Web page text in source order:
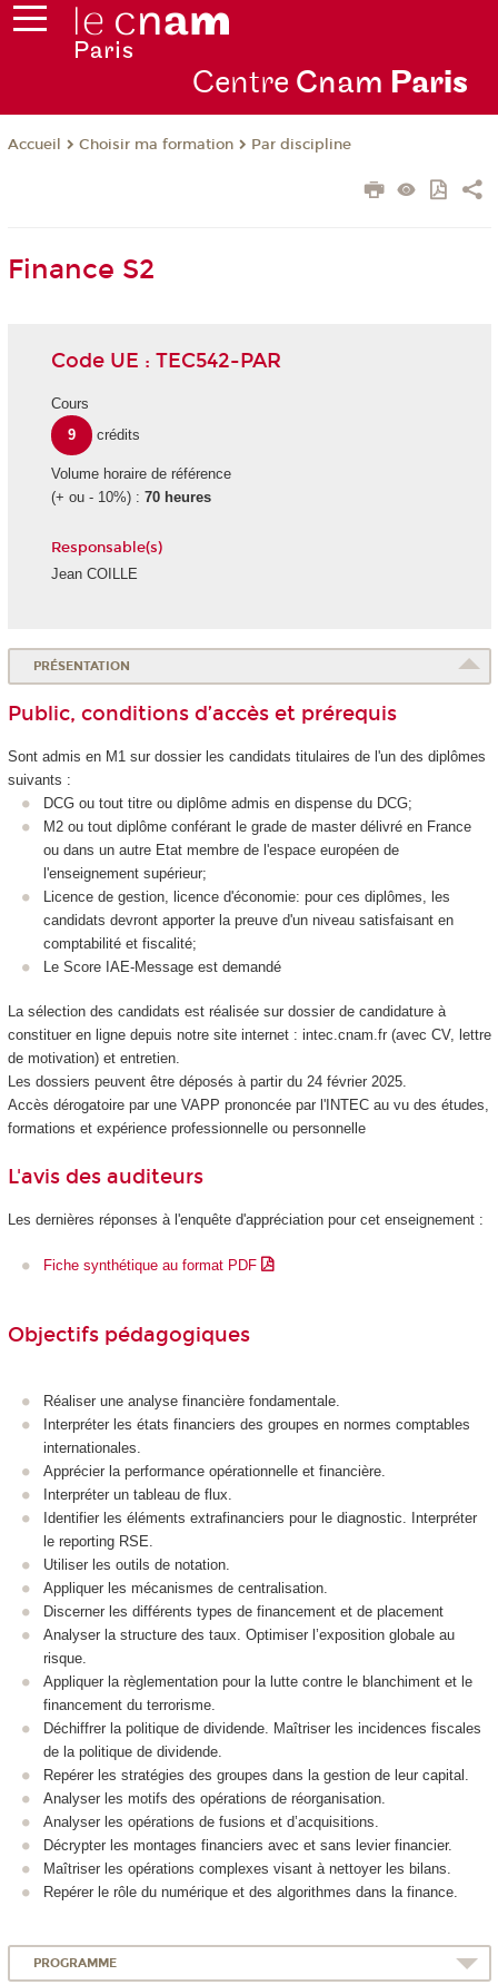
Centre Cnam Paris
Accueil Choisir ma formation Par discipline
Finance S2
Code UE : TEC542-PAR
Cours
9
crédits
Volume horaire de référence
(+ ou - 10%) : 70 heures
Responsable(s)
Jean COILLE
PRÉSENTATION
Public, conditions d’accès et prérequis
Sont admis en M1 sur dossier les candidats titulaires de l'un des diplômes
suivants :
DCG ou tout titre ou diplôme admis en dispense du DCG;
M2 ou tout diplôme conférant le grade de master délivré en France
ou dans un autre Etat membre de l'espace européen de
l'enseignement supérieur;
Licence de gestion, licence d'économie: pour ces diplômes, les
candidats devront apporter la preuve d'un niveau satisfaisant en
comptabilité et fiscalité;
Le Score IAE-Message est demandé
La sélection des candidats est réalisée sur dossier de candidature à
constituer en ligne depuis notre site internet : intec.cnam.fr (avec CV, lettre
de motivation) et entretien.
Les dossiers peuvent être déposés à partir du 24 février 2025.
Accès dérogatoire par une VAPP prononcée par l'INTEC au vu des études,
formations et expérience professionnelle ou personnelle
L'avis des auditeurs
Les dernières réponses à l'enquête d'appréciation pour cet enseignement :
Fiche synthétique au format PDF
Objectifs pédagogiques
Réaliser une analyse financière fondamentale.
Interpréter les états financiers des groupes en normes comptables
internationales.
Apprécier la performance opérationnelle et financière.
Interpréter un tableau de flux.
Identifier les éléments extrafinanciers pour le diagnostic. Interpréter
le reporting RSE.
Utiliser les outils de notation.
Appliquer les mécanismes de centralisation.
Discerner les différents types de financement et de placement
Analyser la structure des taux. Optimiser l’exposition globale au
risque.
Appliquer la règlementation pour la lutte contre le blanchiment et le
financement du terrorisme.
Déchiffrer la politique de dividende. Maîtriser les incidences fiscales
de la politique de dividende.
Repérer les stratégies des groupes dans la gestion de leur capital.
Analyser les motifs des opérations de réorganisation.
Analyser les opérations de fusions et d’acquisitions.
Décrypter les montages financiers avec et sans levier financier.
Maîtriser les opérations complexes visant à nettoyer les bilans.
Repérer le rôle du numérique et des algorithmes dans la finance.
PROGRAMME